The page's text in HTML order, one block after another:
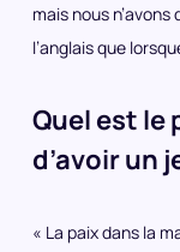
mais nous
l’anglais que
Quel est le
d’avoir un
« La paix dans la